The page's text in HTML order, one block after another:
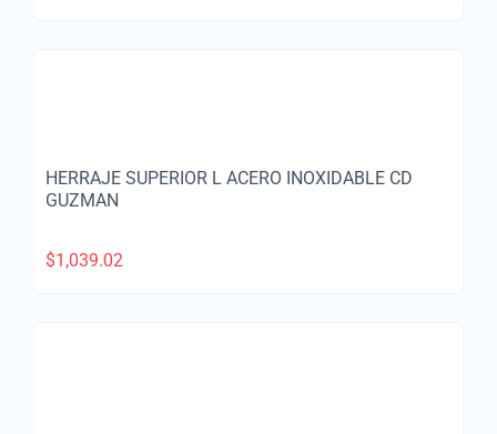
HERRAJE SUPERIOR L ACERO INOXIDABLE CD
GUZMAN
$1,039.02